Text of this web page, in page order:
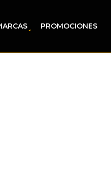
PROMOCIONES